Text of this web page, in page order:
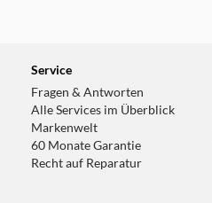
Service
Fragen & Antworten
Alle Services im Überblick
Markenwelt
60 Monate Garantie
Recht auf Reparatur